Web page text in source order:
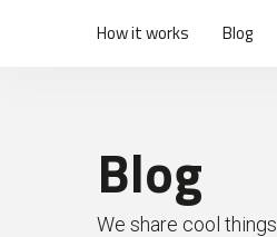
How it works Blog
Blog
We share cool things